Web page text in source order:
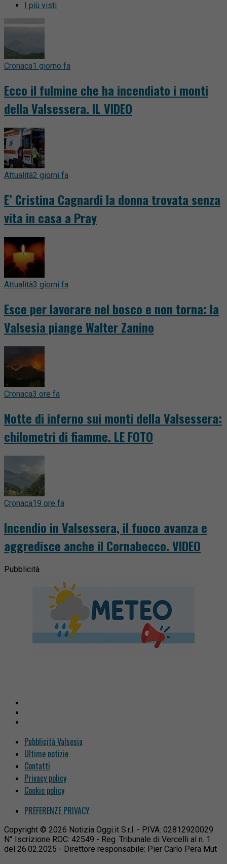
I più visti
Cronaca1 giorno fa
Ecco il fulmine che ha incendiato i monti
della Valsessera. IL VIDEO
Attualità2 giorni fa
E’ Cristina Cagnardi la donna trovata senza
vita in casa a Pray
Attualità3 giorni fa
Esce per lavorare nel bosco e non torna: la
Valsesia piange Walter Zanino
Cronaca3 ore fa
Notte di inferno sui monti della Valsessera:
chilometri di fiamme. LE FOTO
Cronaca19 ore fa
Incendio in Valsessera, il fuoco avanza e
aggredisce anche il Cornabecco. VIDEO
Pubblicità
Pubblicità Valsesia
Ultime notizie
Contatti
Privacy policy
Cookie policy
PREFERENZE PRIVACY
Copyright © 2026 Notizia Oggi.it S.r.l. - P.IVA: 02812920029
N° Iscrizione ROC: 42549 - Reg. Tribunale di Vercelli al n. 1
del 26.02.2025 - Direttore responsabile: Pier Carlo Pera Mut